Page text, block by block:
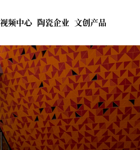
视频中心 陶瓷企业 文创产品